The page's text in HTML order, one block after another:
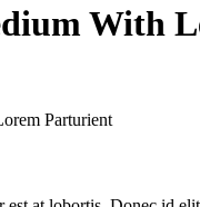
With
Parturient